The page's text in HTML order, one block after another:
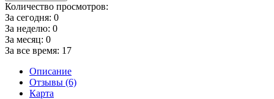
Количество просмотров:
За сегодня: 0
За неделю: 0
За месяц: 0
За все время: 17
Описание
Отзывы (6)
Карта